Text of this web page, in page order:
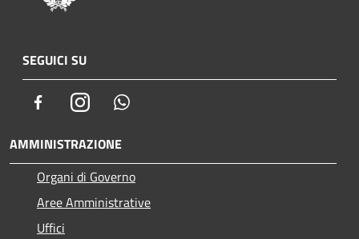
SEGUICI SU
FacebookInstagram
AMMINISTRAZIONE
Organi di Governo
Aree Amministrative
Uffici